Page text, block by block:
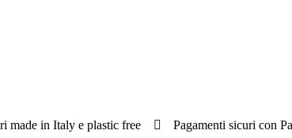
made in Italy e plastic free Pagamenti sicuri con